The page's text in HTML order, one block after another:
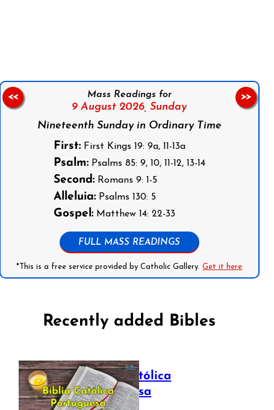
Mass Readings for
9 August 2026, Sunday
Nineteenth Sunday in Ordinary Time
First:First Kings 19: 9a, 11-13a
Psalm:Psalms 85: 9, 10, 11-12, 13-14
Second:Romans 9: 1-5
Alleluia:Psalms 130: 5
Gospel:Matthew 14: 22-33
FULL MASS READINGS
*This is a free service provided by Catholic Gallery.Get it here
<< >>
Recently added Bibles
Bíblia Católica
Portuguesa